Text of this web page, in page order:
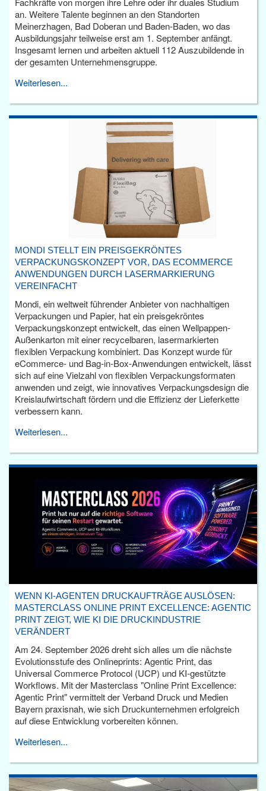
an. Weitere Talente beginnen an den Standorten
Meinerzhagen, Bad Doberan und Baden-Baden, wo das
Ausbildungsjahr teilweise erst am 1. September anfängt.
Insgesamt lernen und arbeiten aktuell 112 Auszubildende in
der gesamten Unternehmensgruppe.
Weiterlesen...
MONDI STELLT EIN PREISGEKRÖNTES
VERPACKUNGSKONZEPT VOR, DAS ECOMMERCE
ANWENDUNGEN DURCH LASERMARKIERUNG
VEREINFACHT
Mondi, ein weltweit führender Anbieter von nachhaltigen
Verpackungen und Papier, hat ein preisgekröntes
Verpackungskonzept entwickelt, das einen Wellpappen-
Außenkarton mit einer recycelbaren, lasermarkierten
flexiblen Verpackung kombiniert. Das Konzept wurde für
eCommerce- und Bag-in-Box-Anwendungen entwickelt, lässt
sich auf eine Vielzahl von flexiblen Verpackungsformaten
anwenden und zeigt, wie innovatives Verpackungsdesign die
Kreislaufwirtschaft fördern und die Effizienz der Lieferkette
verbessern kann.
Weiterlesen...
WENN KI-AGENTEN DRUCKAUFTRÄGE AUSLÖSEN:
MASTERCLASS ONLINE PRINT EXCELLENCE: AGENTIC
PRINT ZEIGT, WIE KI DIE DRUCKINDUSTRIE
VERÄNDERT
Am 24. September 2026 dreht sich alles um die nächste
Evolutionsstufe des Onlineprints: Agentic Print, das
Universal Commerce Protocol (UCP) und KI-gestützte
Workflows. Mit der Masterclass "Online Print Excellence:
Agentic Print" vermittelt der Verband Druck und Medien
Bayern praxisnah, wie sich Druckunternehmen erfolgreich
auf diese Entwicklung vorbereiten können.
Weiterlesen...